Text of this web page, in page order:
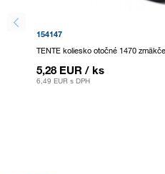
154147
TENTE koliesko otočné 1470
5,28 EUR / ks
6,49 EUR s DPH